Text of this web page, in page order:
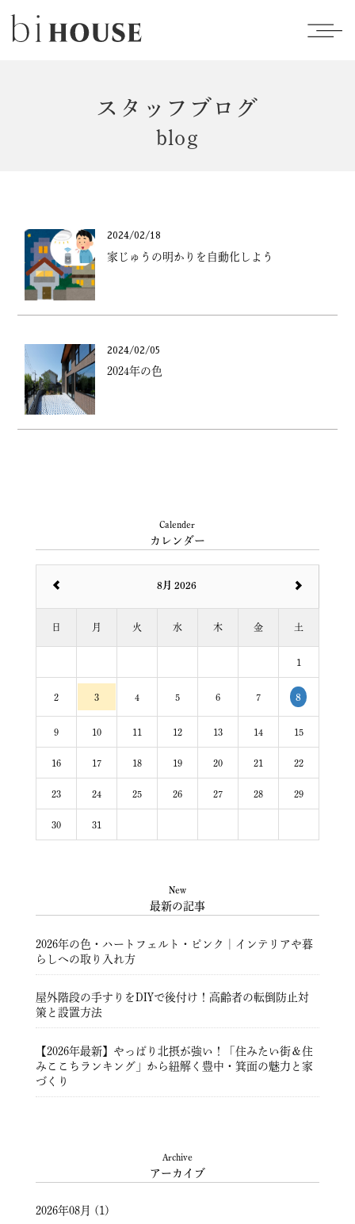
スタッフブログ
blog
2024/02/18
家じゅうの明かりを自動化しよう
2024/02/05
2024年の色
Calender
カレンダー
8月 2026
日 月 火 水 木 金 土
1
2 3 4 5 6 7 8
9 10 11 12 13 14 15
16 17 18 19 20 21 22
23 24 25 26 27 28 29
30 31
New
最新の記事
2026年の色・ハートフェルト・ピンク｜インテリアや暮
らしへの取り入れ方
屋外階段の手すりをDIYで後付け！高齢者の転倒防止対
策と設置方法
【2026年最新】やっぱり北摂が強い！「住みたい街＆住
みここちランキング」から紐解く豊中・箕面の魅力と家
づくり
Archive
アーカイブ
2026年08月 (1)